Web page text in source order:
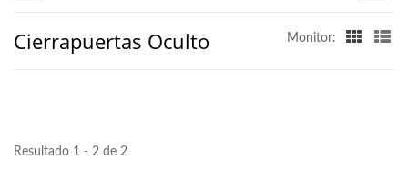
Cierrapuertas Oculto Monitor:
Resultado 1 - 2 de 2